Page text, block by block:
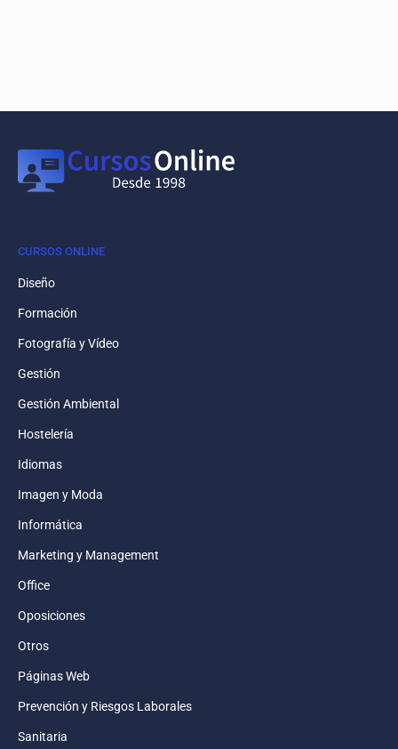
CURSOS ONLINE
Diseño
Formación
Fotografía y Vídeo
Gestión
Gestión Ambiental
Hostelería
Idiomas
Imagen y Moda
Informática
Marketing y Management
Office
Oposiciones
Otros
Páginas Web
Prevención y Riesgos Laborales
Sanitaria